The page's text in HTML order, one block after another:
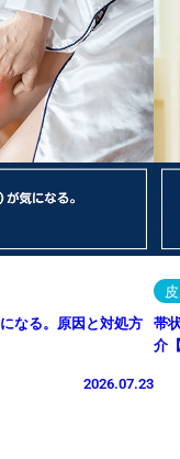
なる。原因と対処方
2026.07.23
帯
介